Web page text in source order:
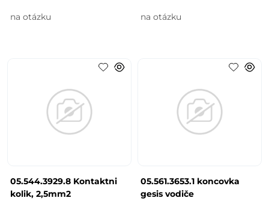
na otázku na otázku
05.544.3929.8 Kontaktni
kolik, 2,5mm2
05.561.3653.1 koncovka
gesis vodiče